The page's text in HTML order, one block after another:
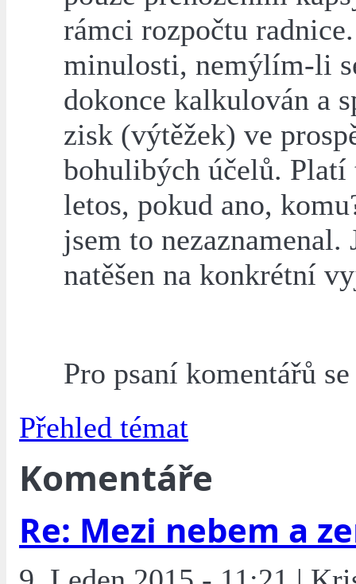
rámci rozpočtu
minulosti, nemýlím-li
dokonce kalkulován a
zisk (výtěžek) ve
bohulibých účelů. Platí
letos, pokud ano,
jsem to nezaznamenal.
natěšen na konkrétní
Pro psaní komentářů
Přehled témat
Komentáře
Re: Mezi nebem a